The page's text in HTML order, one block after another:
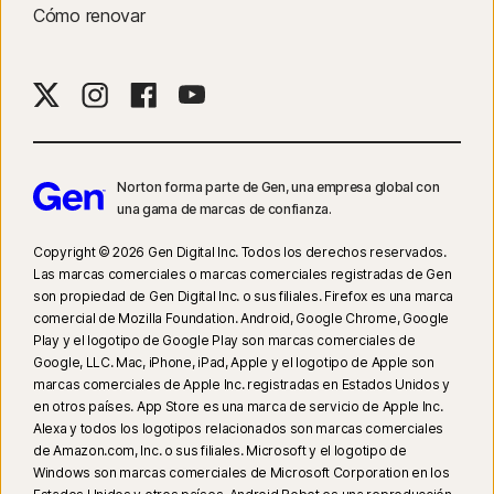
compatible en Windows y el navegador de Norton incorporado en la
aplicación en iOS y Android.
Cómo renovar
Norton forma parte de Gen, una empresa global con
una gama de marcas de confianza.
Copyright © 2026 Gen Digital Inc. Todos los derechos reservados.
Las marcas comerciales o marcas comerciales registradas de Gen
son propiedad de Gen Digital Inc. o sus filiales. Firefox es una marca
comercial de Mozilla Foundation. Android, Google Chrome, Google
Play y el logotipo de Google Play son marcas comerciales de
Google, LLC. Mac, iPhone, iPad, Apple y el logotipo de Apple son
marcas comerciales de Apple Inc. registradas en Estados Unidos y
en otros países. App Store es una marca de servicio de Apple Inc.
Alexa y todos los logotipos relacionados son marcas comerciales
de Amazon.com, Inc. o sus filiales. Microsoft y el logotipo de
Windows son marcas comerciales de Microsoft Corporation en los